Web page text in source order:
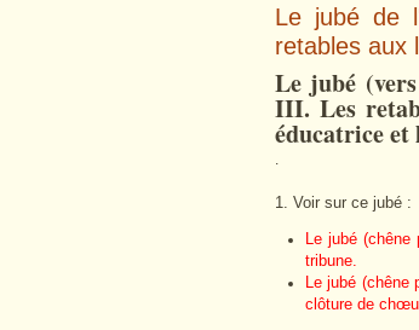
Le jubé de
retables aux
Le jubé
III. Les
éducatrice
.
1. Voir sur ce jubé :
Le jubé
tribune.
Le jubé (chêne
clôture de